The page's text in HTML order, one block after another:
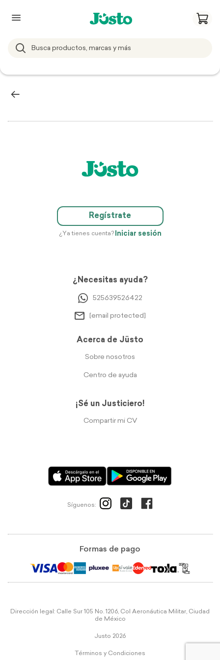
Regístrate
¿Ya tienes cuenta? Iniciar sesión
¿Necesitas ayuda?
525639526422
[email protected]
Acerca de Jüsto
Sobre nosotros
Centro de ayuda
¡Sé un Justiciero!
Compartir mi CV
Síguenos:
Formas de pago
Dirección legal: Calle Sur 105 No. 1206, Col Aeronáutica Militar, Ciudad
de México
Justo 2026
Términos y Condiciones